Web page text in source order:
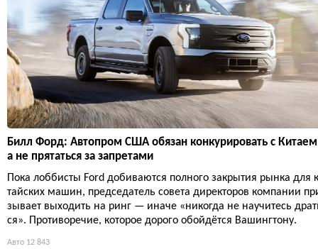
Билл Форд: Автопром США обязан конкурировать с
а не прятаться за запретами
Пока лоббисты Ford добиваются полного закрытия рынка для
тайских машин, председатель совета директоров компании
зывает выходить на ринг — иначе «никогда не научитесь
ся». Противоречие, которое дорого обойдётся Вашингтону.
Авто 12 843